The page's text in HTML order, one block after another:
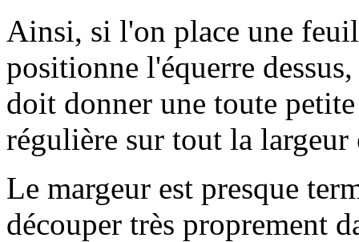
Ainsi, si l'on place une
positionne l'équerre
doit donner une toute
régulière sur tout la
Le margeur est presque
découper très proprement